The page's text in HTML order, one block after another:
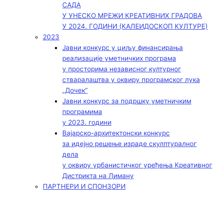
САДА
У УНЕСКО МРЕЖИ КРЕАТИВНИХ ГРАДОВА
У 2024. ГОДИНИ (КАЛЕИДОСКОП КУЛТУРЕ)
2023
Јавни конкурс у циљу финансирања
реализације уметничких програма
у просторима независног културног
стваралаштва у оквиру програмског лука
„Дочек”
Јавни конкурс за подршку уметничким
програмима
у 2023. години
Вајарско-архитектонски конкурс
за идејно решење израде скулптуралног
дела
у оквиру урбанистичког уређења Креативног
Дистрикта на Лиману
ПАРТНЕРИ И СПОНЗОРИ